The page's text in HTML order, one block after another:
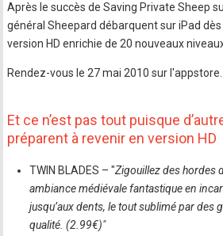
Après le succès de Saving Private Sheep
général Sheepard débarquent sur iPad dès
version HD enrichie de 20 nouveaux
Rendez-vous le 27 mai 2010 sur l'appstore.
Et ce n’est pas tout puisque
préparent à revenir en version HD
TWIN BLADES – "Zigouillez des hordes
ambiance médiévale fantastique en
jusqu’aux dents, le tout sublimé par des
qualité. (2.99€)"